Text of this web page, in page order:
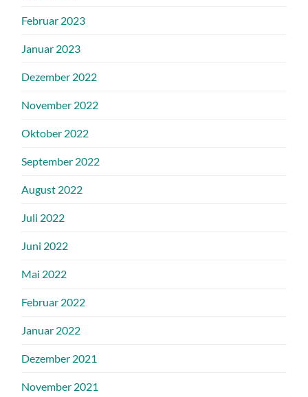
Februar 2023
Januar 2023
Dezember 2022
November 2022
Oktober 2022
September 2022
August 2022
Juli 2022
Juni 2022
Mai 2022
Februar 2022
Januar 2022
Dezember 2021
November 2021